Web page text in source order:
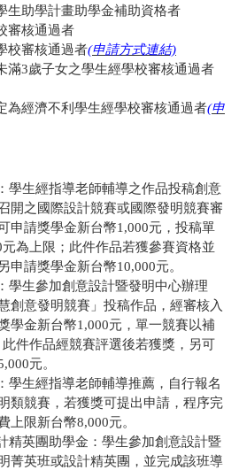
生助學計畫助學金補助資格者
審核通過者
校審核通過者(申請方式連結)
滿3歲子女之學生經學校審核通過者
為經濟不利學生經學校審核通過者(申
學生經指導老師輔導之作品投稿創意
開之國際設計競賽或國際發明競賽審
申請獎學金新台幣1,000元，投稿單
為上限；此件作品若獲參賽資格並
申請獎學金新台幣10,000元。
學生參加創意設計暨發明中心辦理
創意發明競賽」投稿作品，經審核入
學金新台幣1,000元，單一競賽以補
件作品經競賽評選後若獲獎，另可
元。
學生經指導老師輔導推薦，自行報名
類競賽，若獲獎可提出申請，程序完
上限新台幣8,000元。
精英團助學金：學生參加創意設計暨
菁英班或設計精英團，並完成該班導